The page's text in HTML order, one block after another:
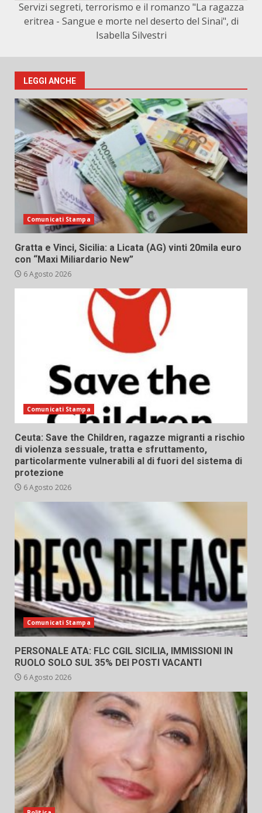
Servizi segreti, terrorismo e il romanzo "La ragazza
eritrea - Sangue e morte nel deserto del Sinai", di
Isabella Silvestri
LEGGI ANCHE
Comunicati Stampa
Gratta e Vinci, Sicilia: a Licata (AG) vinti 20mila euro
con “Maxi Miliardario New”
6 Agosto 2026
Comunicati Stampa
Ceuta: Save the Children, ragazze migranti a rischio
di violenza sessuale, tratta e sfruttamento,
particolarmente vulnerabili al di fuori del sistema di
protezione
6 Agosto 2026
Comunicati Stampa
PERSONALE ATA: FLC CGIL SICILIA, IMMISSIONI IN
RUOLO SOLO SUL 35% DEI POSTI VACANTI
6 Agosto 2026